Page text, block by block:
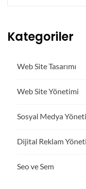
Kategoriler
Web Site Tasarımı
Web Site Yönetimi
Sosyal Medya
Dijital Reklam
Seo ve Sem